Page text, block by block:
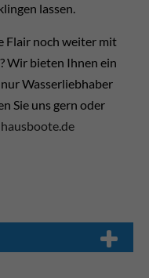
lassen.
Flair noch weiter mit
Wir bieten Ihnen ein
Wasserliebhaber
Sie uns gern oder